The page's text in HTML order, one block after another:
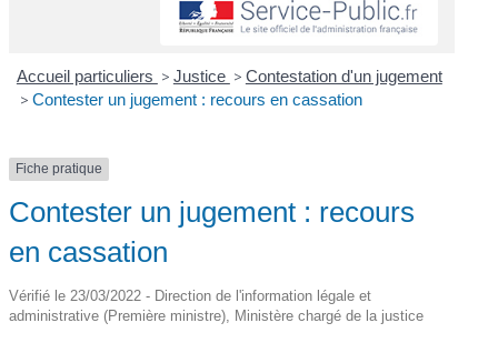
Accueil particuliers > Justice > Contestation d'un jugement
> Contester un jugement : recours en cassation
Fiche pratique
Contester un jugement : recours
en cassation
Vérifié le 23/03/2022 - Direction de l'information légale et
administrative (Première ministre), Ministère chargé de la justice